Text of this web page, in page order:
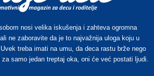
nosi velika iskušenja i zahteva ogromna
ne zaboravite da je to najvažnija uloga koju u
treba imati na umu, da deca rastu brže nego
samo jedan treptaj oka, oni će već postati ljudi.